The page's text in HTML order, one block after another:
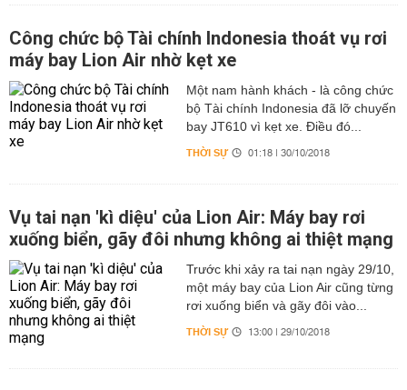
Công chức bộ Tài chính Indonesia thoát vụ rơi
máy bay Lion Air nhờ kẹt xe
Một nam hành khách - là công chức
bộ Tài chính Indonesia đã lỡ chuyến
bay JT610 vì kẹt xe. Điều đó...
THỜI SỰ 01:18 | 30/10/2018
Vụ tai nạn 'kì diệu' của Lion Air: Máy bay rơi
xuống biển, gãy đôi nhưng không ai thiệt mạng
Trước khi xảy ra tai nạn ngày 29/10,
một máy bay của Lion Air cũng từng
rơi xuống biển và gãy đôi vào...
THỜI SỰ 13:00 | 29/10/2018